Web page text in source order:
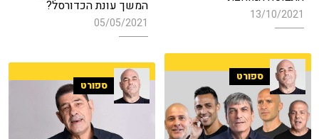
13/10/2021 המשך עונת הכדורסל?
05/05/2021
ספורט
ספורט